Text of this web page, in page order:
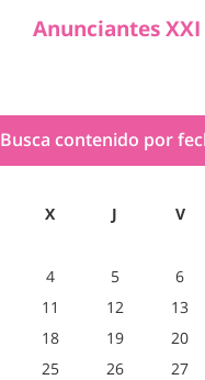
Anunciantes XXI
Busca contenido por
X J V
4 5 6
11 12 13
18 19 20
25 26 27